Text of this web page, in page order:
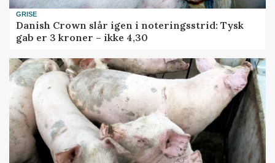
GRISE
Danish Crown slår igen i noteringsstrid: Tysk
gab er 3 kroner – ikke 4,30